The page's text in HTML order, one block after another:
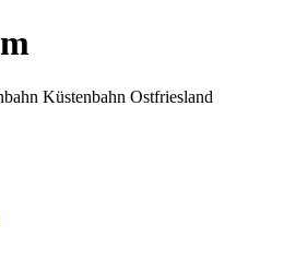
Küstenbahn Ostfriesland